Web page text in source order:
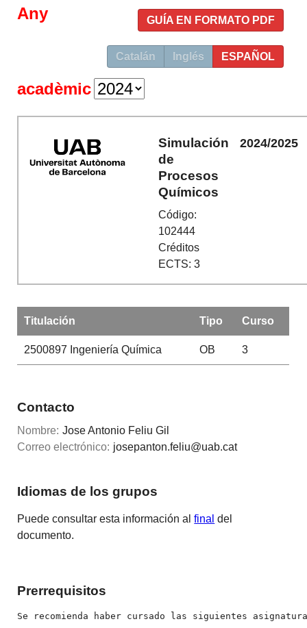
GUÍA EN FORMATO PDF
Catalán Inglés ESPAÑOL
Any
acadèmic
Simulación
de
Procesos
Químicos
Código:
102444
Créditos
ECTS: 3
2024/2025
Titulación Tipo Curso
2500897 Ingeniería Química OB 3
Contacto
Nombre: Jose Antonio Feliu Gil
Correo electrónico: josepanton.feliu@uab.cat
Idiomas de los grupos
Puede consultar esta información alfinal del
documento.
Prerrequisitos
Se recomienda haber cursado las siguientes